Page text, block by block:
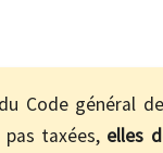
Code général
taxées, elles